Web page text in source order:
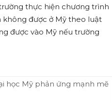
thực hiện chương trình
không được ở Mỹ theo luật
được vào Mỹ nếu trường